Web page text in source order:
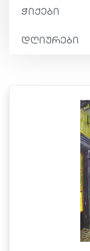
ჭიქები
დღიურები